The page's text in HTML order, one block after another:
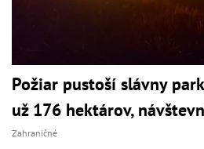
Požiar pustoší slávny
už 176 hektárov,
Zahraničné